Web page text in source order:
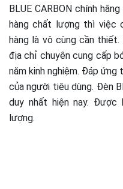
BLUE CARBON chính
hàng chất lượng thì việc
hàng là vô cùng cần
địa chỉ chuyên cung cấp
năm kinh nghiệm. Đáp ứng
của người tiêu dùng. Đèn
duy nhất hiện nay.
lượng.